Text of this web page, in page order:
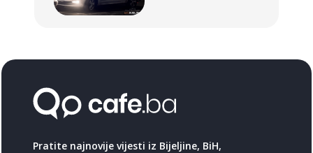
Pratite najnovije vijesti iz Bijeljine, BiH,